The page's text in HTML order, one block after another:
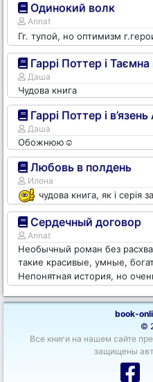
Одинокий волк
Annat
Гг. тупой, но оптимизм
Гаррі Поттер і Таємна
Даша
Чудова книга
Гаррі Поттер і
Даша
Обожнюю☺️
Любовь в полдень
Илона
чудова книга, як і серія
Сердечный договор
Annat
Необычный роман без
такие красивые, умные,
Непонятная история, но
book-
©
Все книги на нашем сайте
защищены